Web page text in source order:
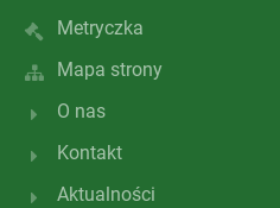
Metryczka
Mapa strony
O nas
Kontakt
Aktualności